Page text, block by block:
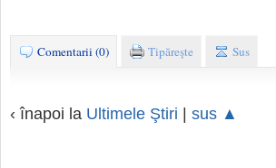
Comentarii (0) Tipăreşte Sus
‹ înapoi la Ultimele Ştiri sus ▲